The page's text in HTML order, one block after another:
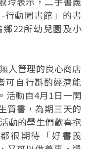
行動圖書館」的書
22所幼兒園及小
人管理的良心商店
可自行斟酌經濟能
活動自4月1日一開
買書，為期三天的
動的學生們歡喜抱
很期待「好書義